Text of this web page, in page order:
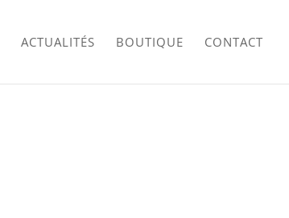
ACTUALITÉS BOUTIQUE CONTACT